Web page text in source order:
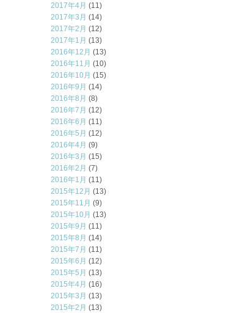
2017年4月 (11)
2017年3月 (14)
2017年2月 (12)
2017年1月 (13)
2016年12月 (13)
2016年11月 (10)
2016年10月 (15)
2016年9月 (14)
2016年8月 (8)
2016年7月 (12)
2016年6月 (11)
2016年5月 (12)
2016年4月 (9)
2016年3月 (15)
2016年2月 (7)
2016年1月 (11)
2015年12月 (13)
2015年11月 (9)
2015年10月 (13)
2015年9月 (11)
2015年8月 (14)
2015年7月 (11)
2015年6月 (12)
2015年5月 (13)
2015年4月 (16)
2015年3月 (13)
2015年2月 (13)